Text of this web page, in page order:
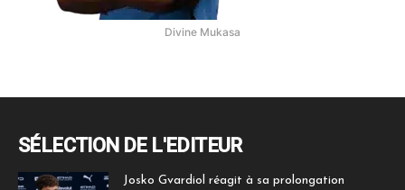
Divine Mukasa
SÉLECTION DE L'EDITEUR
Josko Gvardiol réagit à sa prolongation